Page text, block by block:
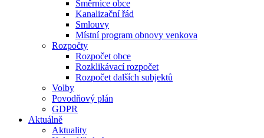
Směrnice obce
Kanalizační řád
Smlouvy
Místní program obnovy venkova
Rozpočty
Rozpočet obce
Rozklikávací rozpočet
Rozpočet dalších subjektů
Volby
Povodňový plán
GDPR
Aktuálně
Aktuality